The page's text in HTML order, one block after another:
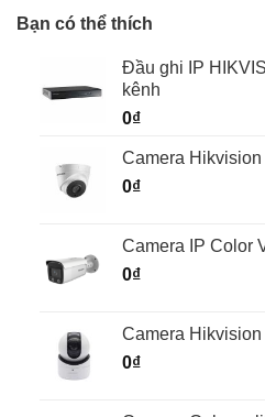
Bạn có thể thích
Đầu ghi IP
kênh
0₫
Camera
0₫
Camera IP Color
0₫
Camera
0₫